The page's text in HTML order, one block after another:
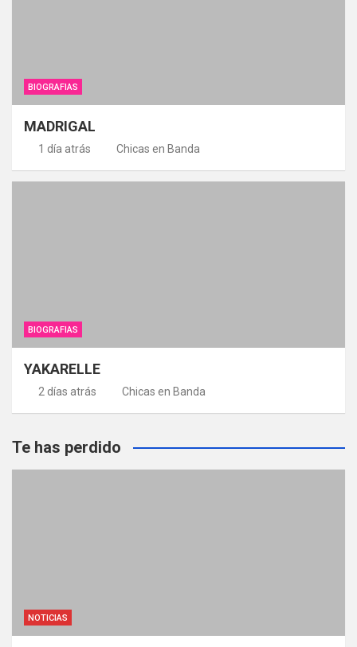
BIOGRAFIAS
MADRIGAL
1 día atrás Chicas en Banda
BIOGRAFIAS
YAKARELLE
2 días atrás Chicas en Banda
Te has perdido
NOTICIAS